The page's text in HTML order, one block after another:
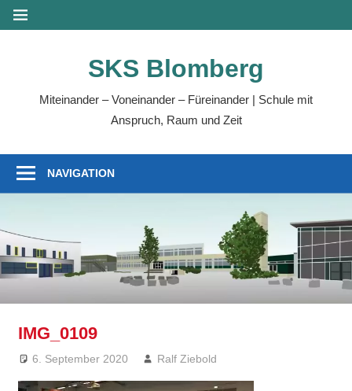
Zum
Inhalt
MENÜ
SKS Blomberg
Miteinander – Voneinander – Füreinander | Schule mit
Anspruch, Raum und Zeit
NAVIGATION
IMG_0109
6. September 2020 Ralf Ziebold